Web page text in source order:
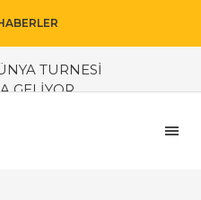
TURNESİ
GELİYOR
Maratonuna